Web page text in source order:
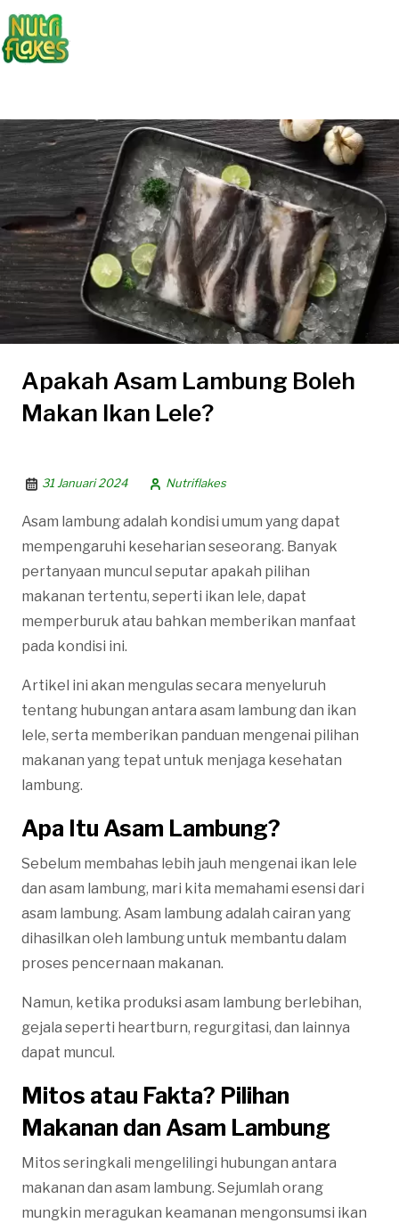
Apakah Asam Lambung Boleh
Makan Ikan Lele?
31 Januari 2024 Nutriflakes
Asam lambung adalah kondisi umum yang dapat
mempengaruhi keseharian seseorang. Banyak
pertanyaan muncul seputar apakah pilihan
makanan tertentu, seperti ikan lele, dapat
memperburuk atau bahkan memberikan manfaat
pada kondisi ini.
Artikel ini akan mengulas secara menyeluruh
tentang hubungan antara asam lambung dan ikan
lele, serta memberikan panduan mengenai pilihan
makanan yang tepat untuk menjaga kesehatan
lambung.
Apa Itu Asam Lambung?
Sebelum membahas lebih jauh mengenai ikan lele
dan asam lambung, mari kita memahami esensi dari
asam lambung. Asam lambung adalah cairan yang
dihasilkan oleh lambung untuk membantu dalam
proses pencernaan makanan.
Namun, ketika produksi asam lambung berlebihan,
gejala seperti heartburn, regurgitasi, dan lainnya
dapat muncul.
Mitos atau Fakta? Pilihan
Makanan dan Asam Lambung
Mitos seringkali mengelilingi hubungan antara
makanan dan asam lambung. Sejumlah orang
mungkin meragukan keamanan mengonsumsi ikan